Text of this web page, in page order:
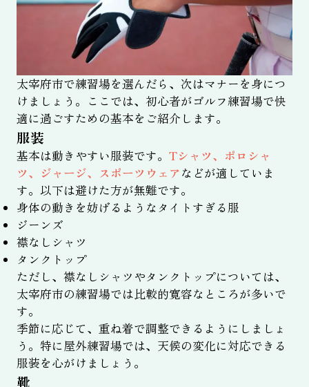
太宰府市で練習場を選んだら、次はマナーを身につ
けましょう。ここでは、初心者がゴルフ練習場で快
適に過ごすための基本をご紹介します。
服装
基本は動きやすい服装です。 Tシャツ、ポロシャ
ツ、ジャージ、スポーツウェアなどが適していま
す。以下は避けた方が無難です。
身体の動きを妨げるようなタイトすぎる服
ジーンズ
襟なしシャツ
タンクトップ
ただし、襟なしシャツやタンクトップについては、
太宰府市の練習場では比較的寛容なところが多いで
す。
季節に応じて、重ね着で調整できるようにしましょ
う。特に屋外練習場では、天候の変化に対応できる
服装を心がけましょう。
靴